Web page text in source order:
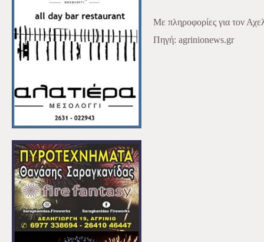
Με πληροφορίες για τον
Πηγή: agrinionews.gr